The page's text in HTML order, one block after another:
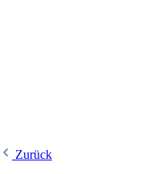
Zurück